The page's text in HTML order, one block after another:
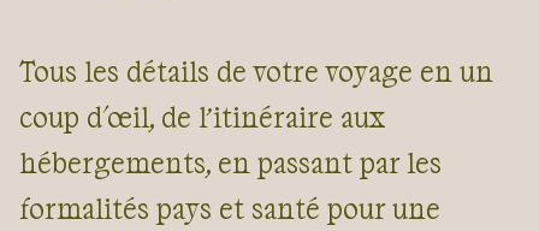
Tous les détails de votre voyage en un
coup d'œil, de l’itinéraire aux
hébergements, en passant par les
formalités pays et santé pour une